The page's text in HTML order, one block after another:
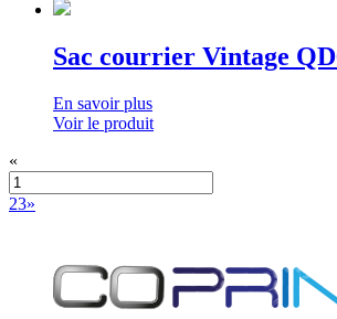
Sac courrier Vintage
En savoir plus
Voir le produit
«
23»